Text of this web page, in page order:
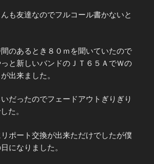
も友達なのでフルコール書かないと
のあるとき８０ｍを聞いていたので
と新しいバンドのＪＴ６５ＡでＷの
出来ました。
だったのでフェードアウトぎりぎり
た。
ポート交換が出来ただけでしたが僕
になりました。